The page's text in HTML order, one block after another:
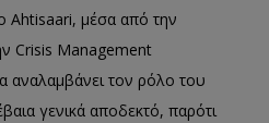
Ahtisaari, μέσα από την
Crisis Management
αναλαμβάνει τον ρόλο του
γενικά αποδεκτό, παρότι